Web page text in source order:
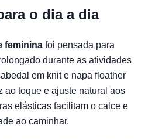
o dia a dia
feminina foi pensada para
durante as atividades
em knit e napa floather
ao toque e ajuste natural aos
elásticas facilitam o calce e
ao caminhar.